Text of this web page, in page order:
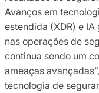
Avanços em
estendida (XDR) e
nas operações de
continua sendo um
ameaças
tecnologia de